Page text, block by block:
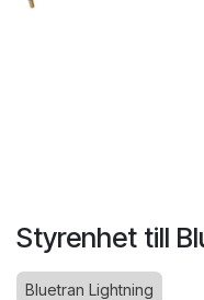
Styrenhet till
Bluetran Lightning